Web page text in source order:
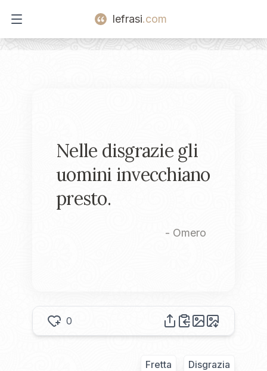
Open main menu
lefrasi.com
Nelle disgrazie gli
uomini invecchiano
presto.
- Omero
0
Fretta Disgrazia